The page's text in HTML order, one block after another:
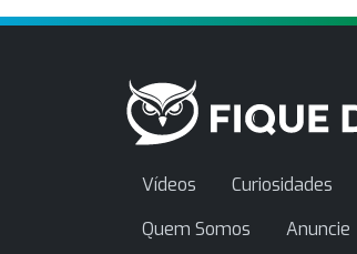
Vídeos Curiosidades
Quem Somos
Anuncie